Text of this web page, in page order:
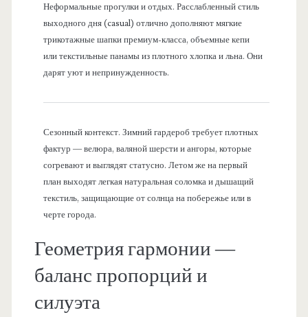
Неформальные прогулки и отдых. Расслабленный стиль
выходного дня (casual) отлично дополняют мягкие
трикотажные шапки премиум-класса, объемные кепи
или текстильные панамы из плотного хлопка и льна. Они
дарят уют и непринужденность.
Сезонный контекст. Зимний гардероб требует плотных
фактур — велюра, валяной шерсти и ангоры, которые
согревают и выглядят статусно. Летом же на первый
план выходят легкая натуральная соломка и дышащий
текстиль, защищающие от солнца на побережье или в
черте города.
Геометрия гармонии —
баланс пропорций и
силуэта